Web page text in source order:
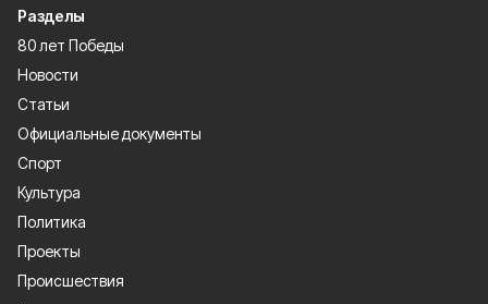
Разделы
80 лет Победы
Новости
Статьи
Официальные документы
Спорт
Культура
Политика
Проекты
Происшествия